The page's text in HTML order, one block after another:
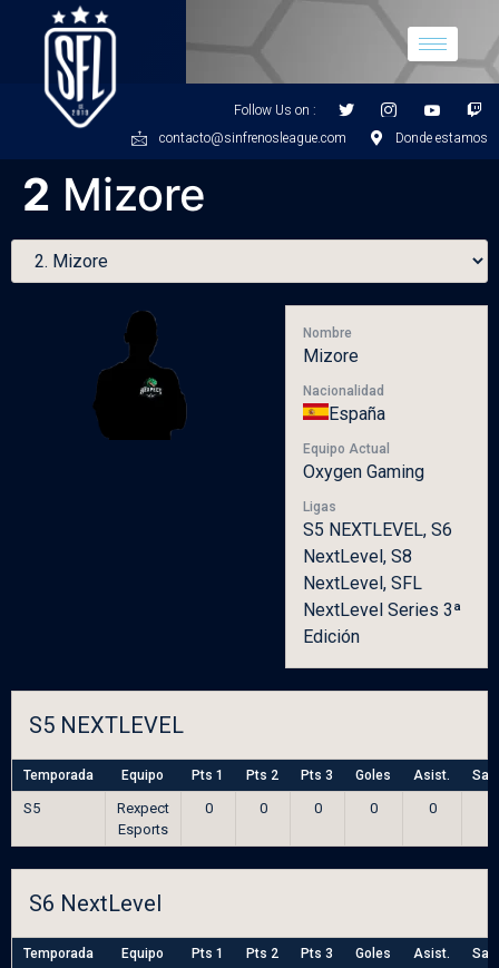
Follow Us on :
contacto@sinfrenosleague.com
Donde estamos
2 Mizore
Nombre
Mizore
Nacionalidad
España
Equipo Actual
Oxygen Gaming
Ligas
S5 NEXTLEVEL, S6
NextLevel, S8
NextLevel, SFL
NextLevel Series 3ª
Edición
S5 NEXTLEVEL
Temporada Equipo Pts 1 Pts 2 Pts 3 Goles Asist.
S5
Rexpect
Esports
0 0 0 0 0
S6 NextLevel
Temporada Equipo Pts 1 Pts 2 Pts 3 Goles Asist.